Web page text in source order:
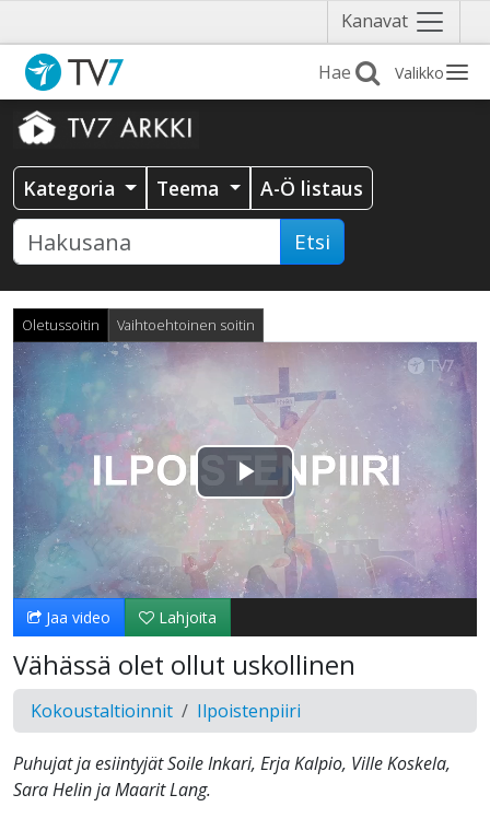
Kanavat Näytä
valikko
Valikko
Kategoria Teema A-Ö listaus
Etsi
Oletussoitin Vaihtoehtoinen soitin
Toista
Video
Jaa video Lahjoita
Vähässä olet ollut uskollinen
Kokoustaltioinnit Ilpoistenpiiri
Puhujat ja esiintyjät Soile Inkari, Erja Kalpio, Ville Koskela,
Sara Helin ja Maarit Lang.